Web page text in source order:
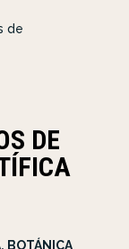
de
DE
BOTÁNICA